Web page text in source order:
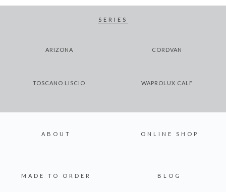
SERIES
ARIZONA CORDVAN
TOSCANO LISCIO WAPROLUX CALF
ABOUT ONLINE SHOP
MADE TO ORDER BLOG